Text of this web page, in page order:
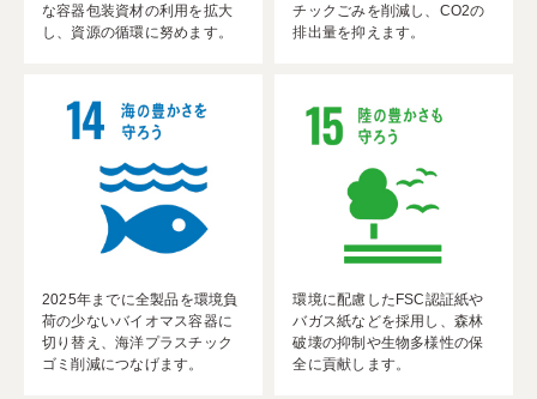
な容器包装資材の利用を拡大
し、資源の循環に努めます。
チックごみを削減し、CO2の
排出量を抑えます。
2025年までに全製品を環境負
荷の少ないバイオマス容器に
切り替え、海洋プラスチック
ゴミ削減につなげます。
環境に配慮したFSC認証紙や
バガス紙などを採用し、森林
破壊の抑制や生物多様性の保
全に貢献します。